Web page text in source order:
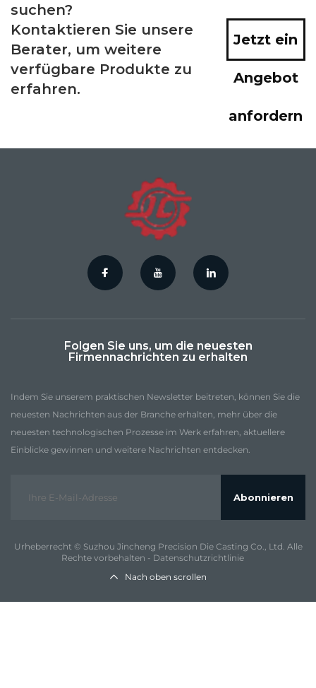
suchen?
Kontaktieren Sie unsere
Berater, um weitere
verfügbare Produkte zu
erfahren.
Jetzt ein
Angebot
anfordern
Folgen Sie uns, um die neuesten
Firmennachrichten zu erhalten
Indem Sie unserem praktischen Newsletter beitreten, können Sie die
neuesten Nachrichten aus der Branche erhalten, mehr über die
neuesten technologischen Prozesse im Werk erfahren, aktuellere
Einblicke gewinnen und weitere Nachrichten entdecken.
Abonnieren
Urheberrecht © Suzhou Jincheng Precision Die Casting Co., Ltd. Alle
Rechte vorbehalten - Datenschutzrichtlinie
Nach oben scrollen